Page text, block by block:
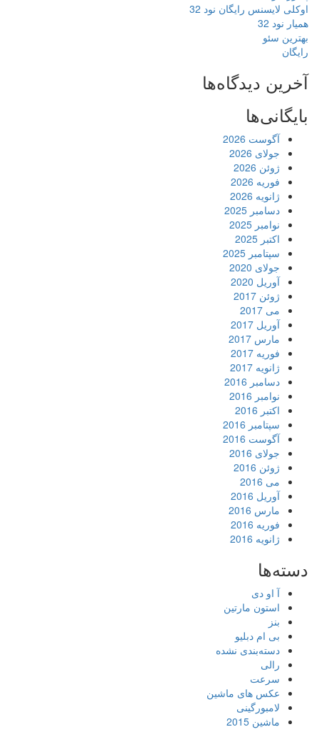
اوکلی لایسنس رایگان نود 32
همیار نود 32
بهترین سئو
رایگان
آخرین دیدگاه‌ها
بایگانی‌ها
آگوست 2026
جولای 2026
ژوئن 2026
فوریه 2026
ژانویه 2026
دسامبر 2025
نوامبر 2025
اکتبر 2025
سپتامبر 2025
جولای 2020
آوریل 2020
ژوئن 2017
می 2017
آوریل 2017
مارس 2017
فوریه 2017
ژانویه 2017
دسامبر 2016
نوامبر 2016
اکتبر 2016
سپتامبر 2016
آگوست 2016
جولای 2016
ژوئن 2016
می 2016
آوریل 2016
مارس 2016
فوریه 2016
ژانویه 2016
دسته‌ها
آ او دی
استون مارتین
بنز
بی ام دبلیو
دسته‌بندی نشده
رالی
سرعت
عکس های ماشین
لامبورگینی
ماشین 2015